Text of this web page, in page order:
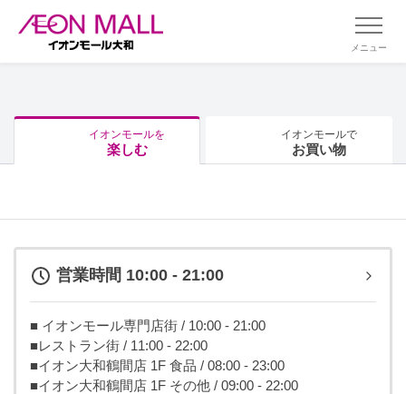
メニュー
イオンモールを
楽しむ
イオンモールで
お買い物
営業時間 10:00 - 21:00
■ イオンモール専門店街 / 10:00 - 21:00
■レストラン街 / 11:00 - 22:00
■イオン大和鶴間店 1F 食品 / 08:00 - 23:00
■イオン大和鶴間店 1F その他 / 09:00 - 22:00